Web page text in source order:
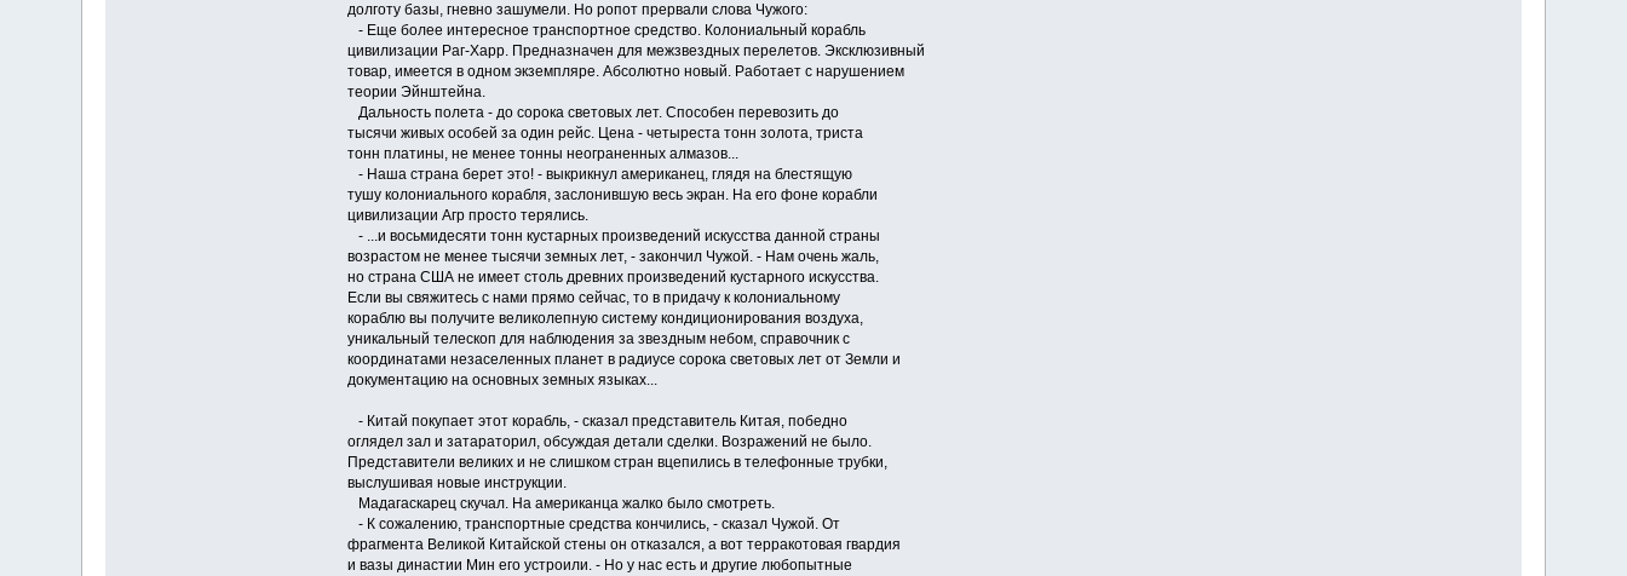
долготу базы, гневно зашумели. Но ропот прервали слова Чужого:
- Еще более интересное транспортное средство. Колониальный корабль
цивилизации Раг-Харр. Предназначен для межзвездных перелетов. Эксклюзивный
товар, имеется в одном экземпляре. Абсолютно новый. Работает с нарушением
теории Эйнштейна.
Дальность полета - до сорока световых лет. Способен перевозить до
тысячи живых особей за один рейс. Цена - четыреста тонн золота, триста
тонн платины, не менее тонны неограненных алмазов...
- Наша страна берет это! - выкрикнул американец, глядя на блестящую
тушу колониального корабля, заслонившую весь экран. На его фоне корабли
цивилизации Агр просто терялись.
- ...и восьмидесяти тонн кустарных произведений искусства данной страны
возрастом не менее тысячи земных лет, - закончил Чужой. - Нам очень жаль,
но страна США не имеет столь древних произведений кустарного искусства.
Если вы свяжитесь с нами прямо сейчас, то в придачу к колониальному
кораблю вы получите великолепную систему кондиционирования воздуха,
уникальный телескоп для наблюдения за звездным небом, справочник с
координатами незаселенных планет в радиусе сорока световых лет от Земли и
документацию на основных земных языках...
- Китай покупает этот корабль, - сказал представитель Китая, победно
оглядел зал и затараторил, обсуждая детали сделки. Возражений не было.
Представители великих и не слишком стран вцепились в телефонные трубки,
выслушивая новые инструкции.
Мадагаскарец скучал. На американца жалко было смотреть.
- К сожалению, транспортные средства кончились, - сказал Чужой. От
фрагмента Великой Китайской стены он отказался, а вот терракотовая гвардия
и вазы династии Мин его устроили. - Но у нас есть и другие любопытные